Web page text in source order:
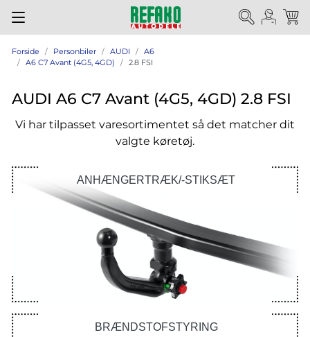
Forside Personbiler AUDI
A6
A6 C7 Avant (4G5, 4GD)
2.8 FSI
AUDI A6 C7 Avant (4G5, 4GD) 2.8 FSI
Vi har tilpasset varesortimentet så det matcher dit
valgte køretøj.
ANHÆNGERTRÆK/-STIKSÆT
BRÆNDSTOFSTYRING